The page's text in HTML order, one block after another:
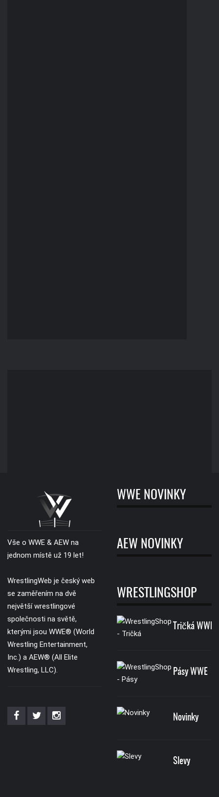
Vše o WWE & AEW na
jednom místě už 19 let!
WrestlingWeb je český web
se zaměřením na dvě
největší wrestlingové
společnosti na světě,
kterými jsou WWE® (World
Wrestling Entertainment,
Inc.) a AEW® (All Elite
Wrestling, LLC).
WWE NOVINKY
AEW NOVINKY
WRESTLINGSHOP
Tričká WWE
Pásy WWE
Novinky
Slevy